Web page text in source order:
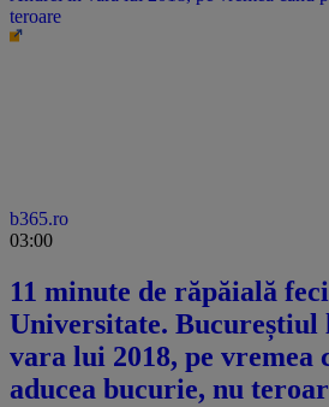
teroare
b365.ro
03:00
11 minute de răpăială
Universitate.
vara lui 2018, pe vremea
aducea bucurie, nu